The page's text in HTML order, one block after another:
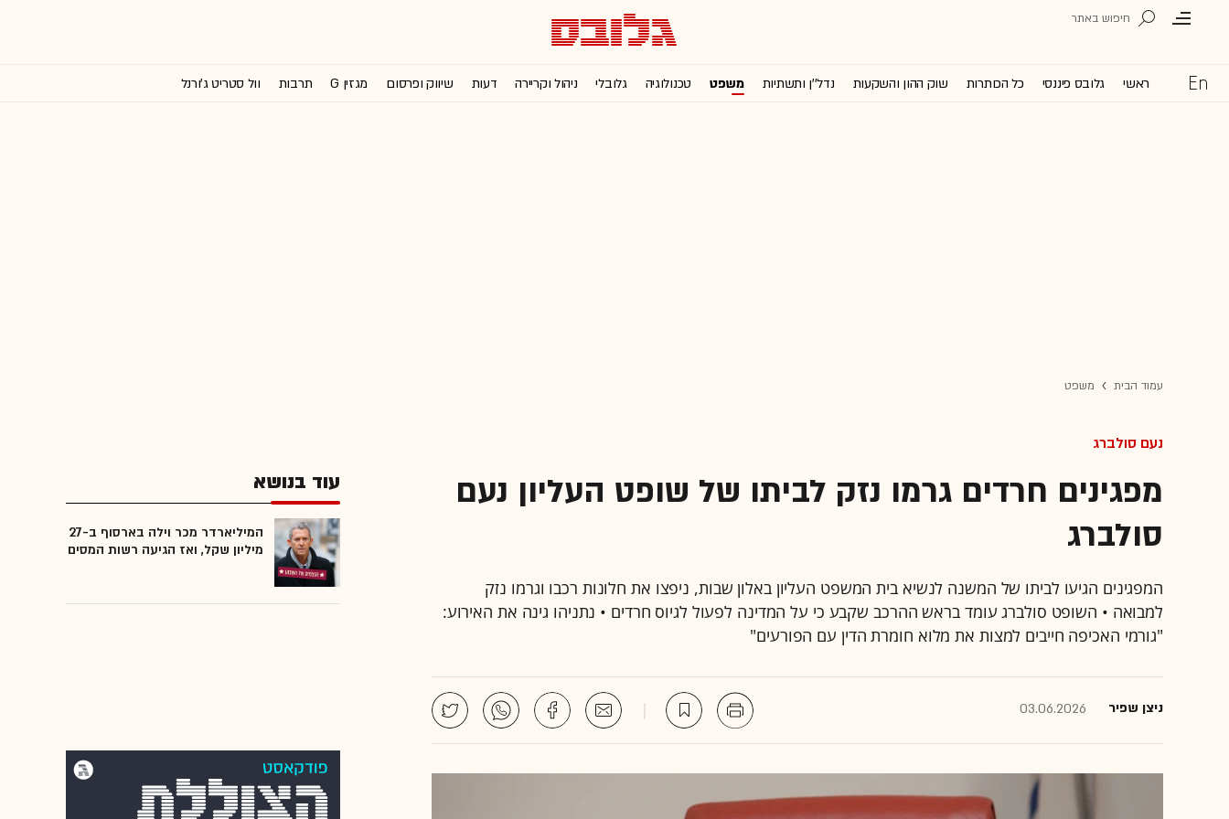
ראשי גלובס פיננסי כל הכותרות שוק ההון והשקעות נדל''ן ותשתיות משפט טכנולוגיה גלובלי ניהול וקריירה דעות שיווק ופרסום מגזין G תרבות וול סטריט ג'ורנל
עמוד הבית משפט
נעם סולברג
מפגינים חרדים גרמו נזק לביתו של שופט העליון נעם
סולברג
המפגינים הגיעו לביתו של המשנה לנשיא בית המשפט העליון באלון שבות, ניפצו את חלונות רכבו וגרמו נזק
למבואה • השופט סולברג עומד בראש ההרכב שקבע כי על המדינה לפעול לגיוס חרדים • נתניהו גינה את האירוע:
"גורמי האכיפה חייבים למצות את מלוא חומרת הדין עם הפורעים"
ניצן שפיר 03.06.2026
עוד בנושא
המיליארדר מכר וילה בארסוף ב-27
מיליון שקל, ואז הגיעה רשות המסים